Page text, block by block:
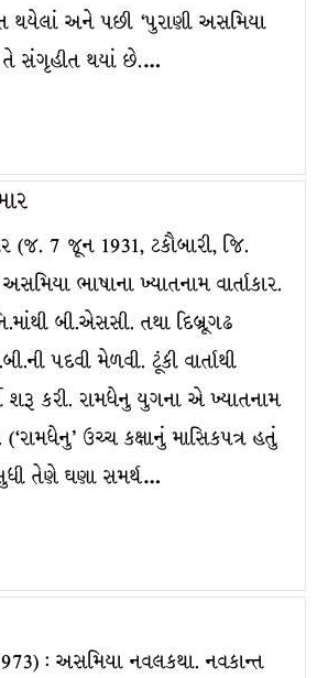
થયેલાં અને પછી ‘પુરાણી અસમિયા
તે સંગૃહીત થયાં છે.…
(જ. 7 જૂન 1931, ટકૌબારી, જિ.
ભાષાના ખ્યાતનામ વાર્તાકાર.
બી.એસસી. તથા દિબ્રૂગઢ
પદવી મેળવી. ટૂંકી વાર્તાથી
શરૂ કરી. રામધેનુ યુગના એ ખ્યાતનામ
(‘રામધેનુ’ ઉચ્ચ કક્ષાનું માસિકપત્ર હતું
તેણે ઘણા સમર્થ…
: અસમિયા નવલકથા. નવકાન્ત